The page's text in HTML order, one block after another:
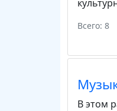
Всего: 8
В этом